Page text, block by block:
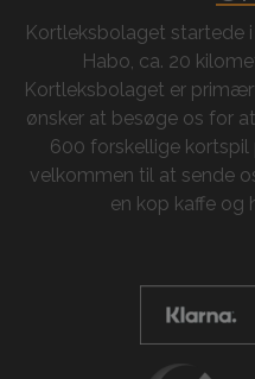
Kortleksbolaget startede
Habo, ca. 20
Kortleksbolaget er
ønsker at besøge os for
600 forskellige
velkommen til at sende
en kop kaffe og